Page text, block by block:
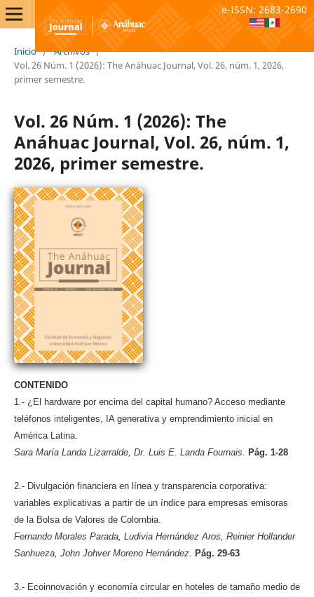
Inicio / Archivos /
Vol. 26 Núm. 1 (2026): The Anáhuac Journal, Vol. 26, núm. 1, 2026,
primer semestre.
Vol. 26 Núm. 1 (2026): The
Anáhuac Journal, Vol. 26, núm. 1,
2026, primer semestre.
CONTENIDO
1.- ¿El hardware por encima del capital humano? Acceso mediante
teléfonos inteligentes, IA generativa y emprendimiento inicial en
América Latina.
Sara María Landa Lizarralde, Dr. Luis E. Landa Fournais.
Pág. 1-28
2.- Divulgación financiera en línea y transparencia corporativa:
variables explicativas a partir de un índice para empresas emisoras
de la Bolsa de Valores de Colombia.
Fernando Morales Parada, Ludivia Hernández Aros, Reinier Hollander
Sanhueza, John Johver Moreno Hernández.
Pág. 29-63
3.- Ecoinnovación y economía circular en hoteles de tamaño medio de
e-ISSN: 2683-2690